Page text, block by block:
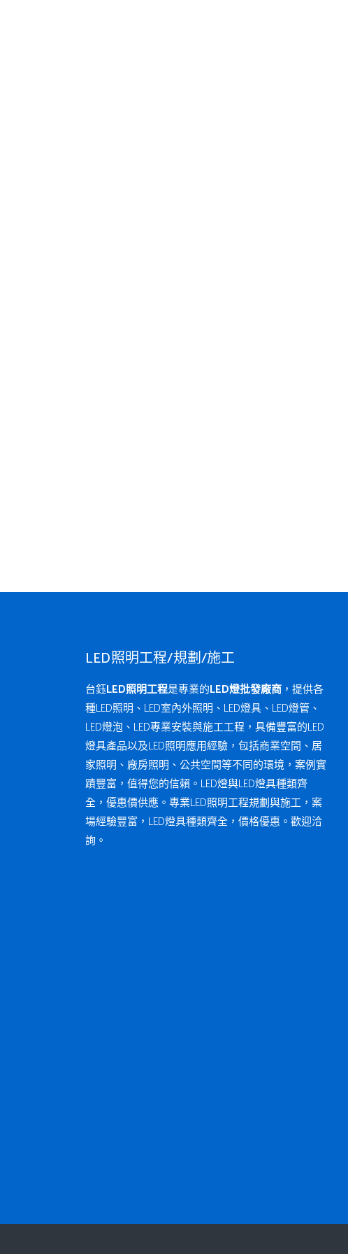
LED照明工程/規劃/施工
台鈺LED照明工程是專業的LED燈批發廠商 ，提供各
種LED照明、LED室內外照明、LED燈具、LED燈管、
LED燈泡、LED專業安裝與施工工程，具備豐富的LED
燈具產品以及LED照明應用經驗，包括商業空間、居
家照明、廠房照明、公共空間等不同的環境，案例實
蹟豐富，值得您的信賴。LED燈與LED燈具種類齊
全，優惠價供應。專業LED照明工程規劃與施工，案
場經驗豐富，LED燈具種類齊全，價格優惠。歡迎洽
詢。